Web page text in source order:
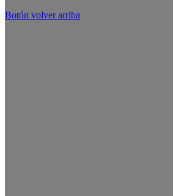
Botón volver arriba